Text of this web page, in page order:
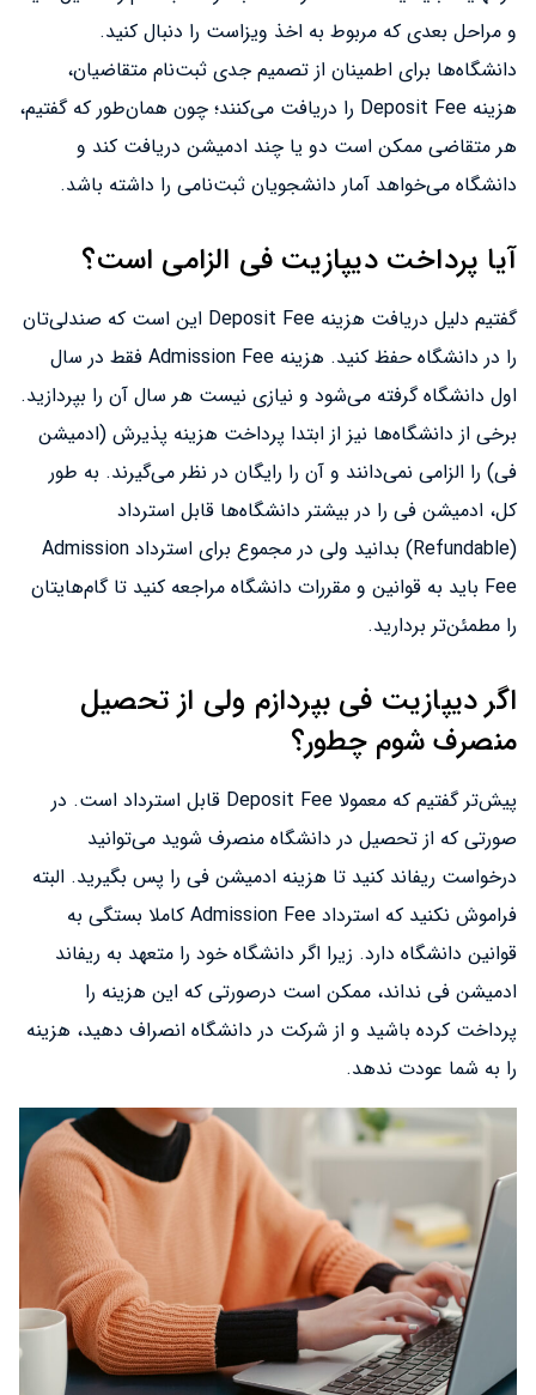
و مراحل بعدی که مربوط به اخذ ویزاست را دنبال کنید.
دانشگاه‌ها برای اطمینان از تصمیم جدی ثبت‌نام متقاضیان،
هزینه Deposit Fee را دریافت می‌کنند؛ چون همان‌طور که گفتیم،
هر متقاضی ممکن است دو یا چند ادمیشن دریافت کند و
دانشگاه می‌خواهد آمار دانشجویان ثبت‌نامی را داشته باشد.
آیا پرداخت دیپازیت فی الزامی است؟
گفتیم دلیل دریافت هزینه Deposit Fee این است که صندلی‌تان
را در دانشگاه حفظ کنید. هزینه Admission Fee فقط در سال
اول دانشگاه گرفته می‌شود و نیازی نیست هر سال آن را بپردازید.
برخی از دانشگاه‌ها نیز از ابتدا پرداخت هزینه پذیرش (ادمیشن
فی) را الزامی نمی‌دانند و آن را رایگان در نظر می‌گیرند. به طور
کل، ادمیشن فی را در بیشتر دانشگاه‌ها قابل استرداد
(Refundable) بدانید ولی در مجموع برای استرداد Admission
Fee باید به قوانین و مقررات دانشگاه مراجعه کنید تا گام‌هایتان
را مطمئن‌تر بردارید.
اگر دیپازیت فی بپردازم ولی از تحصیل
منصرف شوم چطور؟
پیش‌تر گفتیم که معمولا Deposit Fee قابل استرداد است. در
صورتی‌ که از تحصیل در دانشگاه منصرف شوید می‌توانید
درخواست ریفاند کنید تا هزینه ادمیشن فی را پس بگیرید. البته
فراموش نکنید که استرداد Admission Fee کاملا بستگی به
قوانین دانشگاه دارد. زیرا اگر دانشگاه خود را متعهد به ریفاند
ادمیشن فی نداند، ممکن است درصورتی که این هزینه را
پرداخت کرده باشید و از شرکت در دانشگاه انصراف دهید، هزینه
را به شما عودت ندهد.